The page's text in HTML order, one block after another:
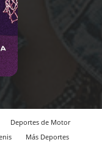
Deportes de Motor
Más Deportes